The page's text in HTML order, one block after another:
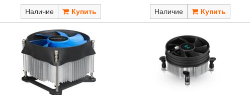
Наличие Наличие